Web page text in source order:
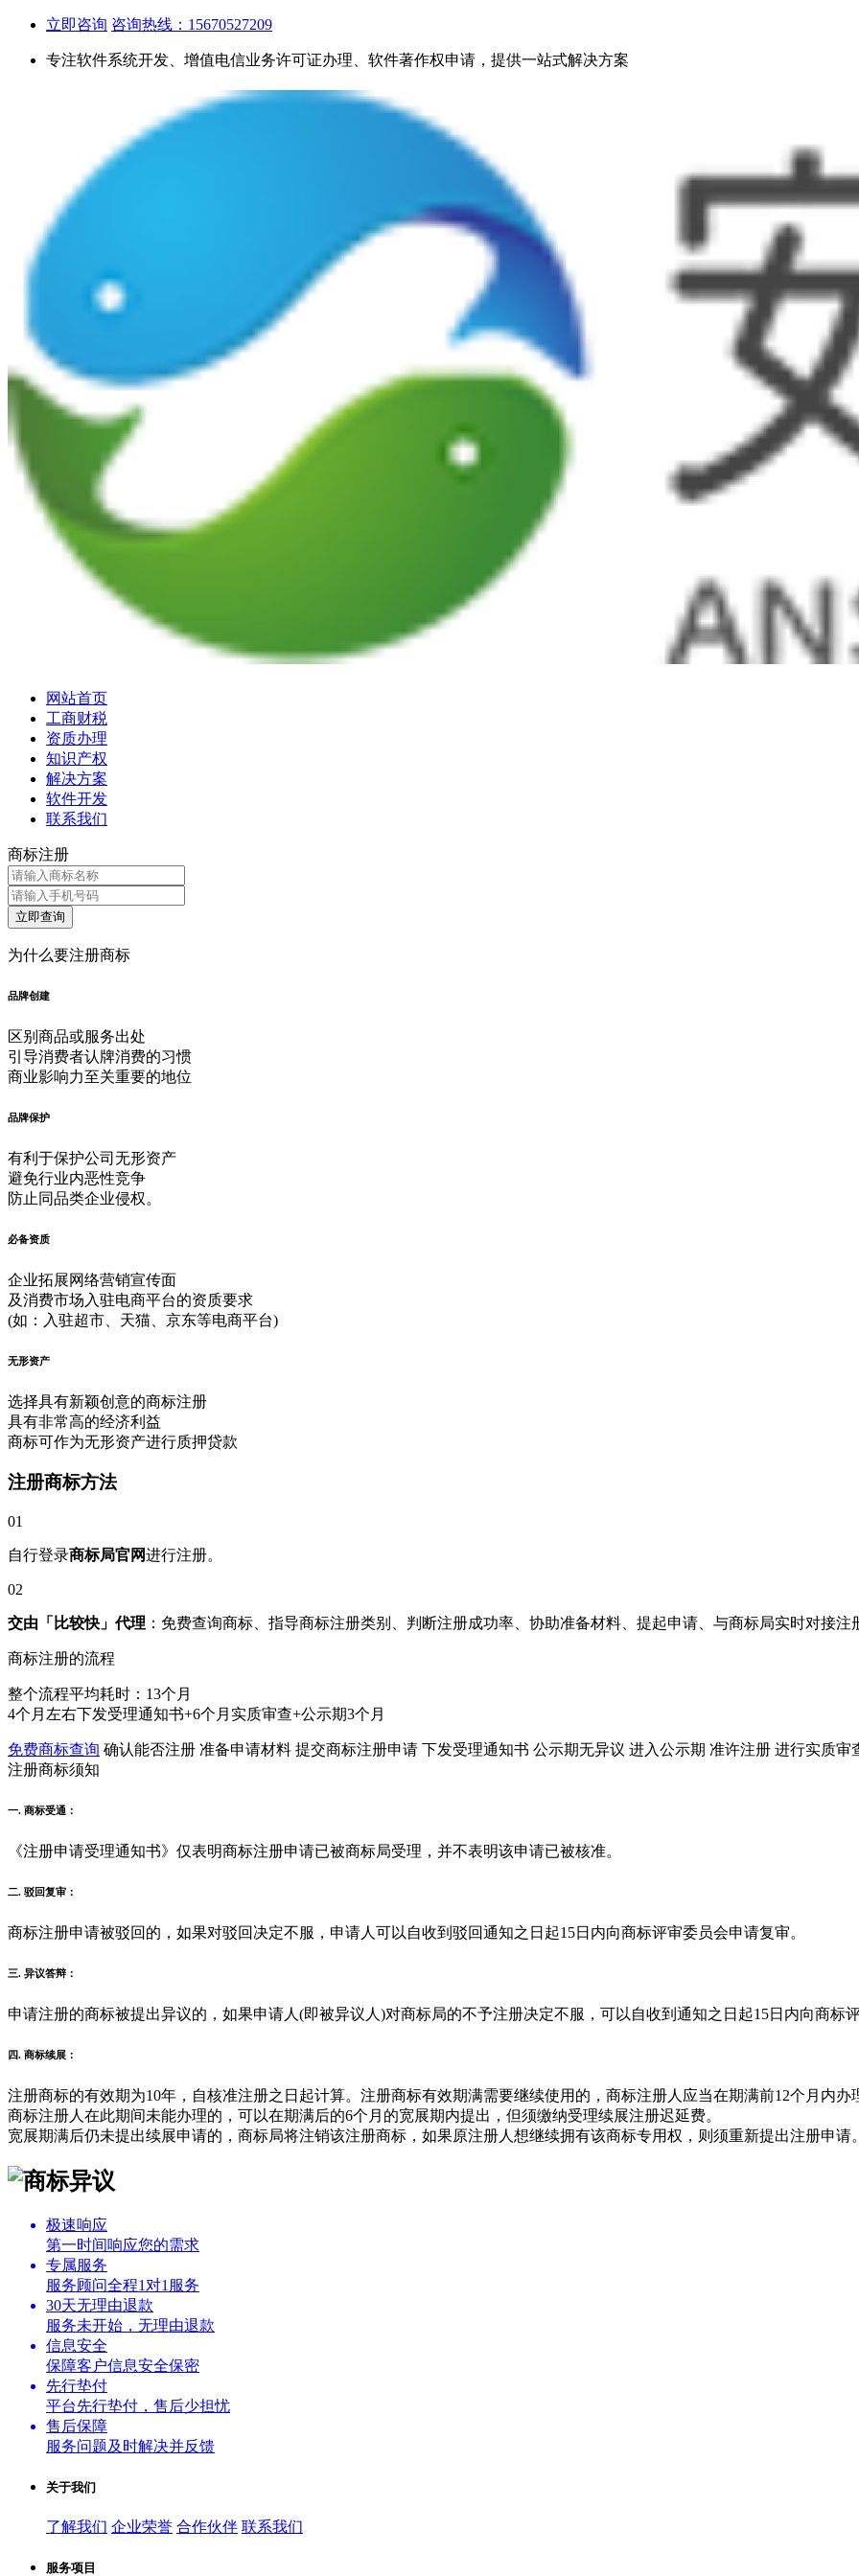
立即咨询 咨询热线：15670527209
专注软件系统开发、增值电信业务许可证办理、软件著作权申请，提供一站式解决方案
网站首页
工商财税
资质办理
知识产权
解决方案
软件开发
联系我们
商标注册
为什么要注册商标
品牌创建
区别商品或服务出处
引导消费者认牌消费的习惯
商业影响力至关重要的地位
品牌保护
有利于保护公司无形资产
避免行业内恶性竞争
防止同品类企业侵权。
必备资质
企业拓展网络营销宣传面
及消费市场入驻电商平台的资质要求
(如：入驻超市、天猫、京东等电商平台)
无形资产
选择具有新颖创意的商标注册
具有非常高的经济利益
商标可作为无形资产进行质押贷款
注册商标方法
01
自行登录商标局官网进行注册。
02
交由「比较快」代理 ：免费查询商标、指导商标注册类别、判断注册成功率、协助准备材料、提起申请、与商标局实时对接注
商标注册的流程
整个流程平均耗时：13个月
4个月左右下发受理通知书+6个月实质审查+公示期3个月
免费商标查询 确认能否注册 准备申请材料 提交商标注册申请 下发受理通知书 公示期无异议 进入公示期 准许注册 进行实质审
注册商标须知
一. 商标受通：
《注册申请受理通知书》仅表明商标注册申请已被商标局受理，并不表明该申请已被核准。
二. 驳回复审：
商标注册申请被驳回的，如果对驳回决定不服，申请人可以自收到驳回通知之日起15日内向商标评审委员会申请复审。
三. 异议答辩：
申请注册的商标被提出异议的，如果申请人(即被异议人)对商标局的不予注册决定不服，可以自收到通知之日起15日内向商标
四. 商标续展：
注册商标的有效期为10年，自核准注册之日起计算。注册商标有效期满需要继续使用的，商标注册人应当在期满前12个月内办
商标注册人在此期间未能办理的，可以在期满后的6个月的宽展期内提出，但须缴纳受理续展注册迟延费。
宽展期满后仍未提出续展申请的，商标局将注销该注册商标，如果原注册人想继续拥有该商标专用权，则须重新提出注册申请
极速响应
第一时间响应您的需求
专属服务
服务顾问全程1对1服务
30天无理由退款
服务未开始，无理由退款
信息安全
保障客户信息安全保密
先行垫付
平台先行垫付，售后少担忧
售后保障
服务问题及时解决并反馈
关于我们
了解我们 企业荣誉 合作伙伴 联系我们
服务项目